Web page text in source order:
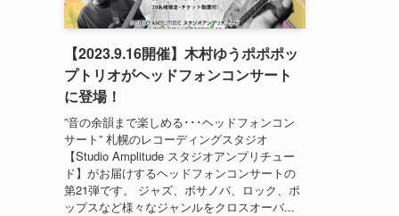
【2023.9.16開催】木村ゆうポポポッ
プトリオがヘッドフォンコンサート
に登場！
”音の余韻まで楽しめる･･･ヘッドフォンコン
サート” 札幌のレコーディングスタジオ
【Studio Amplitude スタジオアンプリチュー
ド】がお届けするヘッドフォンコンサートの
第21弾です。 ジャズ、ボサノバ、ロック、ポ
ップスなど様々なジャンルをクロスオーバ...